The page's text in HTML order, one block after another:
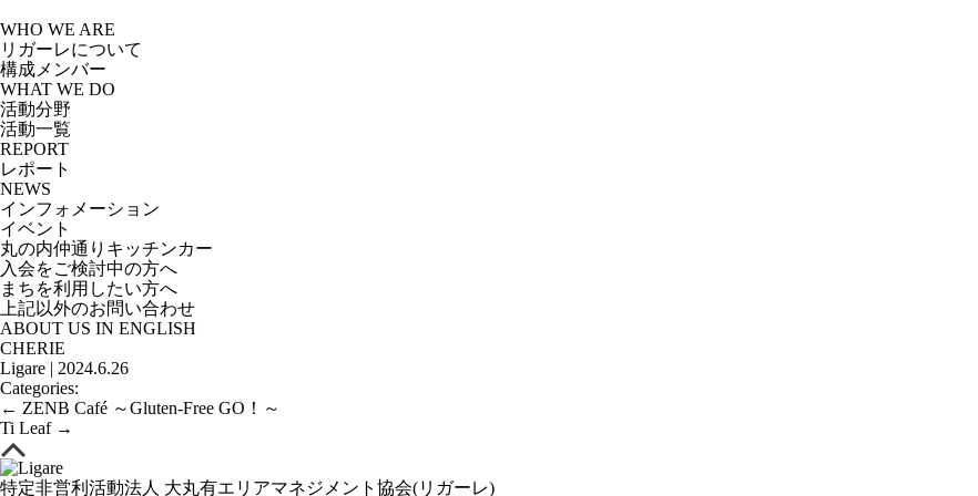
to
the
content
WHO WE ARE
リガーレについて
構成メンバー
WHAT WE DO
活動分野
活動一覧
REPORT
レポート
NEWS
インフォメーション
イベント
丸の内仲通りキッチンカー
入会をご検討中の方へ
まちを利用したい方へ
上記以外のお問い合わせ
ABOUT US IN ENGLISH
CHERIE
Ligare | 2024.6.26
Categories:
投
稿
ナ
ビ
ゲ
← ZENB Café ～Gluten-Free GO！～
Ti Leaf →
特定非営利活動法人 大丸有エリアマネジメント協会(リガーレ)